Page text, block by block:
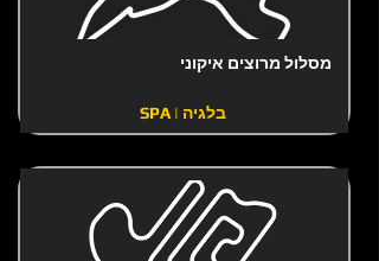
מסלול מרוצים איקוני
SPA | בלגיה